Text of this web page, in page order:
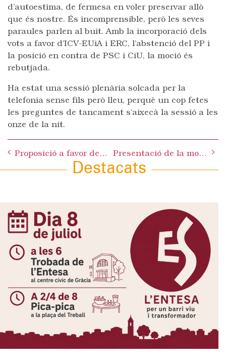
d’autoestima, de fermesa en voler preservar allò
que és nostre. És incomprensible, però les seves
paraules parlen al buit. Amb la incorporació dels
vots a favor d’ICV-EUiA i ERC, l’abstenció del PP i
la posició en contra de PSC i CiU, la moció és
rebutjada.
Ha estat una sessió plenària solcada per la
telefonia sense fils però lleu, perquè un cop fetes
les preguntes de tancament s’aixecà la sessió a les
onze de la nit.
navigation
Proposició a favor de la preservació del Bosc de Can Deu del pas del gasoducte Martorell-Figueres Presentació de la moció d’ES a favor de la preservació del Bosc de Can Deu
Destacats